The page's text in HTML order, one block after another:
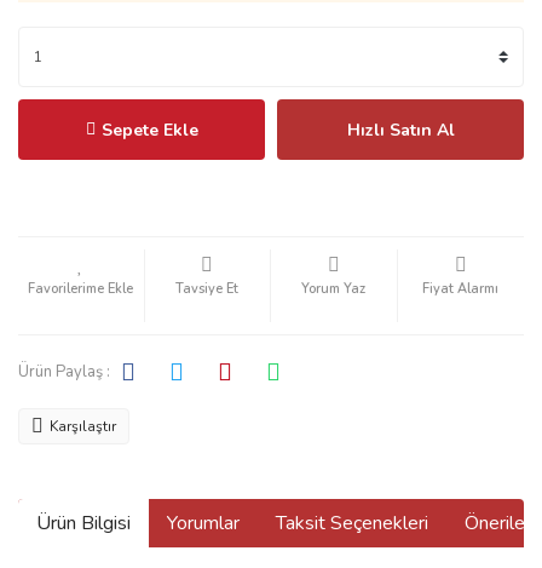
Sepete Ekle Hızlı Satın Al
Tavsiye Et Yorum Yaz Fiyat Alarmı
Ürün Paylaş :
Karşılaştır
Ürün Bilgisi Yorumlar Taksit Seçenekleri